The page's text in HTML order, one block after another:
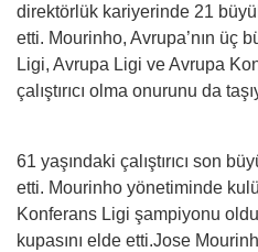
direktörlük kariyerinde 21
etti. Mourinho, Avrupa’nın üç
Ligi, Avrupa Ligi ve Avrupa
çalıştırıcı olma onurunu da
61 yaşındaki çalıştırıcı son
etti. Mourinho yönetiminde
Konferans Ligi şampiyonu
kupasını elde etti.Jose